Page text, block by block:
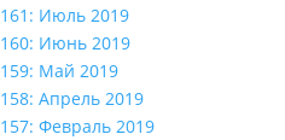
161: Июль 2019
160: Июнь 2019
159: Май 2019
158: Апрель 2019
157: Февраль 2019